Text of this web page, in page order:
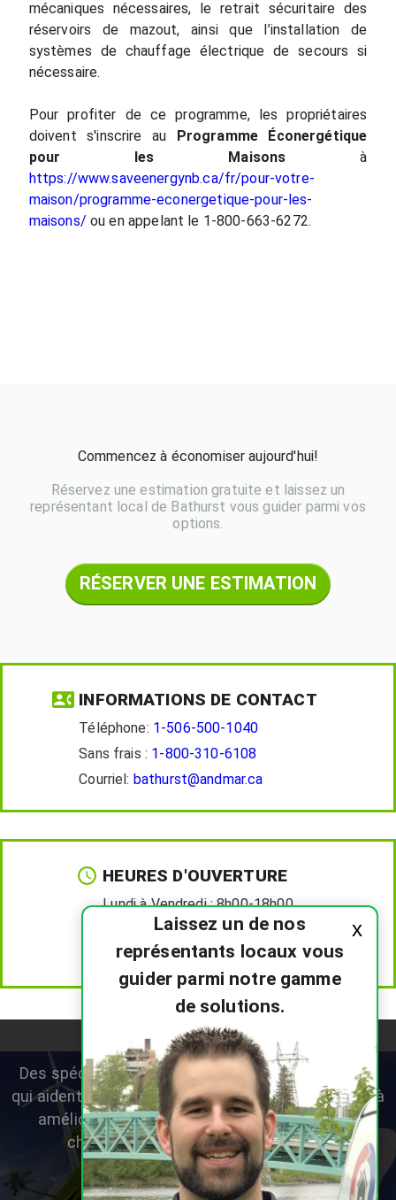
x
Laissez un de nos
représentants locaux vous
guider parmi notre gamme
de solutions.
mécaniques nécessaires, le retrait sécuritaire des
réservoirs de mazout, ainsi que l’installation de
systèmes de chauffage électrique de secours si
nécessaire.
Pour profiter de ce programme, les propriétaires
doivent s'inscrire au Programme Éconergétique
pour les Maisonsà
https://www.saveenergynb.ca/fr/pour-votre-
maison/programme-econergetique-pour-les-
maisons/ ou en appelant le 1-800-663-6272.
Commencez à économiser aujourd'hui!
Réservez une estimation gratuite et laissez un
représentant local de Bathurst vous guider parmi vos
options.
RÉSERVER UNE ESTIMATION
INFORMATIONS DE CONTACT
Téléphone: 1-506-500-1040
Sans frais : 1-800-310-6108
Courriel: bathurst@andmar.ca
HEURES D'OUVERTURE
Lundi à Vendredi :8h00-18h00
Samedi :8h00-12h00
Dimanche :Fermé
Des spécialistes en thermopompes résidentielles
qui aident les propriétaires du Nouveau-Brunswick à
améliorer leur confort, réduire leurs coûts de
chauffage et choisir le bon système.